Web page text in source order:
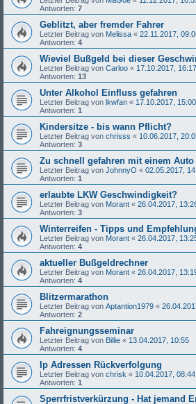
Antworten: 7
Geblitzt, aber fremder Fahrer
Letzter Beitrag von Melissa « 22.11.2017,
Antworten: 4
Wieviel Bußgeld bei dieser
Letzter Beitrag von Carloo « 17.10.2017, 16:17
Antworten: 13
Unter Alkohol Einfluss gefahren
Letzter Beitrag von lkwfan « 17.10.2017, 15:00
Antworten: 1
Kindersitze - bis wann Pflicht?
Letzter Beitrag von chrisss « 10.06.2017,
Antworten: 3
Zu schnell gefahren mit einem Auto
Letzter Beitrag von JohnnyO « 02.05.2017,
Antworten: 1
erlaubte LKW Geschwindigkeit?
Letzter Beitrag von Morant « 26.04.2017,
Antworten: 3
Winterreifen - Tipps und
Letzter Beitrag von Morant « 26.04.2017,
Antworten: 4
aktueller Bußgeldrechner
Letzter Beitrag von Morant « 26.04.2017,
Antworten: 4
Blitzermarathon
Letzter Beitrag von Aptantion1979 «
Antworten: 2
Fahreignungsseminar
Letzter Beitrag von Billie « 13.04.2017, 10:55
Antworten: 4
Ip Adressen Rückverfolgung
Letzter Beitrag von chrisk « 10.04.2017, 08:44
Antworten: 1
Sperrfristverkürzung - Hat jemand